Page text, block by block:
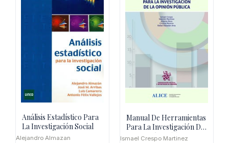
Análisis Estadístico Para
La Investigación Social
Alejandro Almazan
Manual De Herramientas
Para La Investigación De
La Opinión Publica
Ismael Crespo Martinez